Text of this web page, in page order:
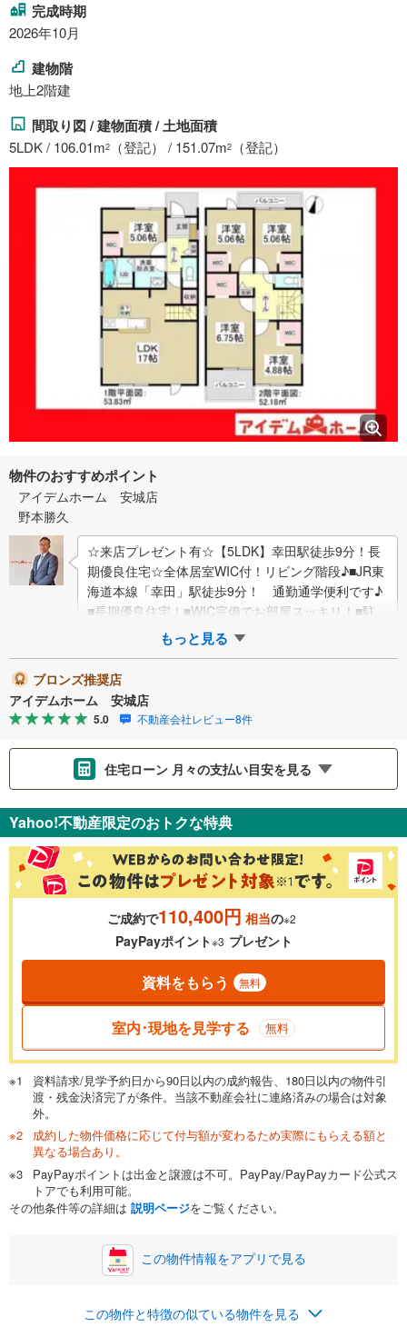
完成時期
2026年10月
建物階
地上2階建
間取り図 / 建物面積 / 土地面積
5LDK / 106.01m2 （登記） / 151.07m2 （登記）
物件のおすすめポイント
アイデムホーム 安城店
野本勝久
☆来店プレゼント有☆【5LDK】幸田駅徒歩9分！長
期優良住宅☆全体居室WIC付！リビング階段♪■JR東
海道本線「幸田」駅徒歩9分！ 通勤通学便利です♪
■長期優良住宅！■WIC完備でお部屋スッキリ！■駐車
2台可能！■住宅性能評価書取…
もっと見る
ブロンズ推奨店
アイデムホーム 安城店
5.0 不動産会社レビュー8件
住宅ローン 月々の支払い目安を見る
金利 ％
0.01%
一般的には最長35年まで借り入れ可能です。多くの金融機関
が完済時の年齢は80歳までを条件としています。
閉じる
頭金 万円
0万円 3,680万円
自己資金から住宅購入にかけられる金額を入力してくださ
い。一般的には物件価格の2割までが目安です。
閉じる
ボーナス
万円
0円
ナス時の増額分（1回分）を入力してください。
Yahoo!不動産限定のおトクな特典
ご成約で110,400円 相当の※2
PayPayポイント※3 プレゼント
資料をもらう 無料
室内･現地を見学する 無料
資料請求/見学予約日から90日以内の成約報告、180日以内の物件引
渡・残金決済完了が条件。当該不動産会社に連絡済みの場合は対象
外。
成約した物件価格に応じて付与額が変わるため実際にもらえる額と
異なる場合あり。
PayPayポイントは出金と譲渡は不可。PayPay/PayPayカード公式ス
トアでも利用可能。
その他条件等の詳細は 説明ページをご覧ください。
この物件情報をアプリで見る
この物件と特徴の似ている物件を見る